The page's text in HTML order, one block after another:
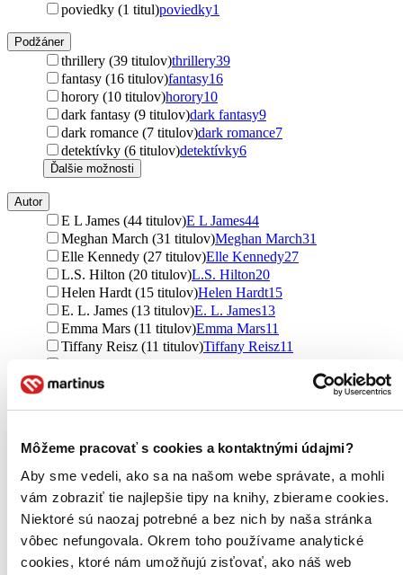
Môžeme pracovať s cookies a kontaktnými údajmi?
Aby sme vedeli, ako sa na našom webe správate, a mohli
vám zobraziť tie najlepšie tipy na knihy, zbierame cookies.
Niektoré sú naozaj potrebné a bez nich by naša stránka
vôbec nefungovala. Okrem toho používame analytické
cookies, ktoré nám umožňujú zisťovať, ako náš web
poviedky (1 titul)poviedky1
Podžáner
thrillery (39 titulov)thrillery39
fantasy (16 titulov)fantasy16
horory (10 titulov)horory10
dark fantasy (9 titulov)dark fantasy9
dark romance (7 titulov)dark romance7
detektívky (6 titulov)detektívky6
Ďalšie možnosti
Autor
E L James (44 titulov)E L James44
Meghan March (31 titulov)Meghan March31
Elle Kennedy (27 titulov)Elle Kennedy27
L.S. Hilton (20 titulov)L.S. Hilton20
Helen Hardt (15 titulov)Helen Hardt15
E. L. James (13 titulov)E. L. James13
Emma Mars (11 titulov)Emma Mars11
Tiffany Reisz (11 titulov)Tiffany Reisz11
Jodi Ellen Malpas (9 titulov)
Jodi Ellen Malpas9
Vi Keeland (8 titulov)Vi Keeland8
Navessa Allen (8 titulov)Navessa Allen8
Stela Rouge (7 titulov)Stela Rouge
J.D. Barker (7 titulov)
J.D. Barker
Paulina Świst (7 titulov) Paulina Świst7
T.J. Lex (7 titulov)T.J. Lex7
Harper L. Woods (7 titulov)Harper L. Woods7